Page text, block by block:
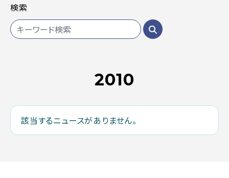
検索
2010
該当するニュースがありません。